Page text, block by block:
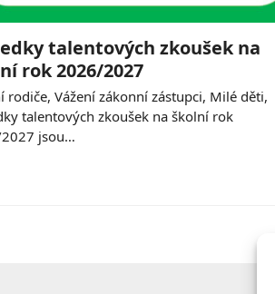
talentových zkoušek na
rok 2026/2027
rodiče, Vážení zákonní zástupci, Milé děti,
talentových zkoušek na školní rok
jsou…